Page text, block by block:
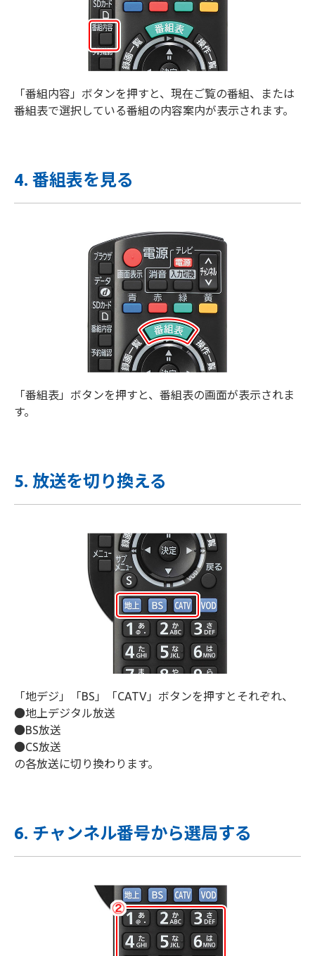
「番組内容」ボタンを押すと、現在ご覧の番組、または
番組表で選択している番組の内容案内が表示されます。
4. 番組表を見る
「番組表」ボタンを押すと、番組表の画面が表示されま
す。
5. 放送を切り換える
「地デジ」「BS」「CATV」ボタンを押すとそれぞれ、
●地上デジタル放送
●BS放送
●CS放送
の各放送に切り換わります。
6. チャンネル番号から選局する